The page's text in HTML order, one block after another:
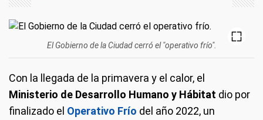
El Gobierno de la Ciudad cerró el "operativo frío".
Con la llegada de la primavera y el calor, el
Ministerio de Desarrollo Humano y Hábitat dio por
finalizado el Operativo Frío del año 2022, un